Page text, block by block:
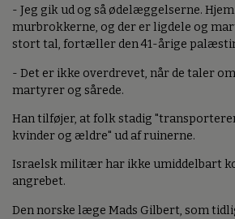
- Jeg gik ud og så ødelæggelserne.
murbrokkerne, og der er ligdele og
stort tal, fortæller den 41-årige
- Det er ikke overdrevet, når de taler
martyrer og sårede.
Han tilføjer, at folk stadig
kvinder og ældre" ud af ruinerne.
Israelsk militær har ikke umiddelbart
angrebet.
Den norske læge Mads Gilbert, som